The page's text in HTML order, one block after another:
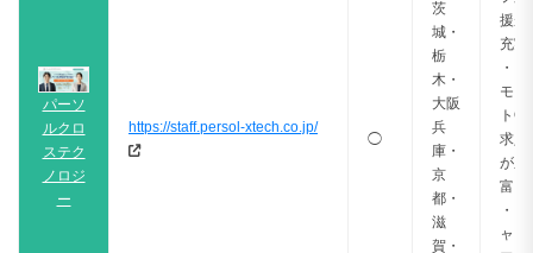
パーソ
ルクロ
ステク
ノロジ
ー
https://staff.persol-xtech.co.jp/
◯
茨
城・
栃
木・
大阪
兵
庫・
京
都・
滋
賀・
援が
充実
・リ
モー
トOK
求人
が豊
富
・キ
ャリ